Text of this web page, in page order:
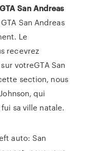
GTA San Andreas
San Andreas
Le
recevrez
votreGTA San
section, nous
qui
sa ville natale.
auto: San